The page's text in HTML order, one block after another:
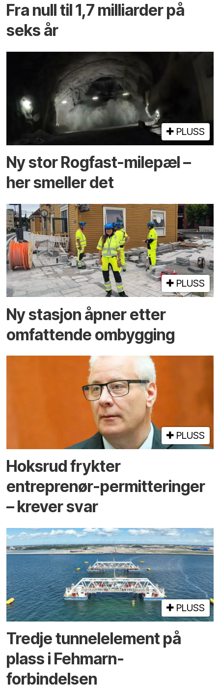
Fra null til 1,7 milliarder på
seks år
PLUSS
Ny stor Rogfast-milepæl –
her smeller det
PLUSS
Ny stasjon åpner etter
omfattende ombygging
PLUSS
Hoksrud frykter
entreprenør-permitteringer
– krever svar
PLUSS
Tredje tunnel­element på
plass i Fehmarn-
forbindelsen